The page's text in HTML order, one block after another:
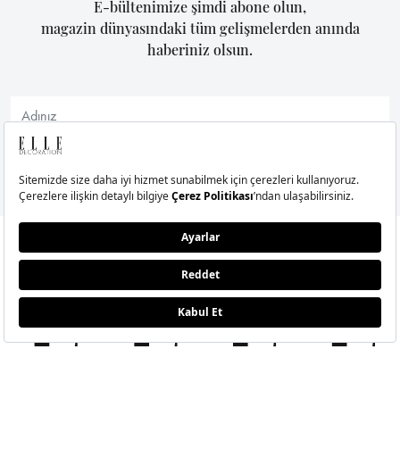
düşünemiyoruz! Siz de kendinize veya sevdiklerinize
bu özel hediyelerden almak isterseniz fotogaleriyi
1/20
A-Z Altın Kaplı Küpe, €185 ELLERY net-a-porter.com